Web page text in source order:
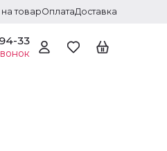
товарОплатаДоставка
33